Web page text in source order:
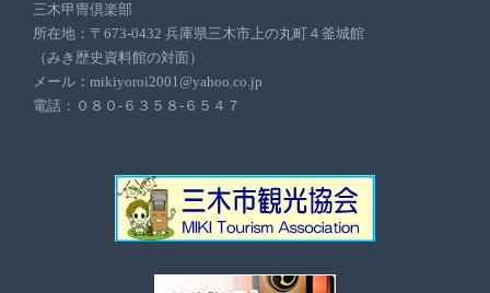
三木甲冑倶楽部
所在地：〒673-0432 兵庫県三木市上の丸町４釜城館
（みき歴史資料館の対面）
メール：mikiyoroi2001@yahoo.co.jp
電話：０８０-６３５８-６５４７